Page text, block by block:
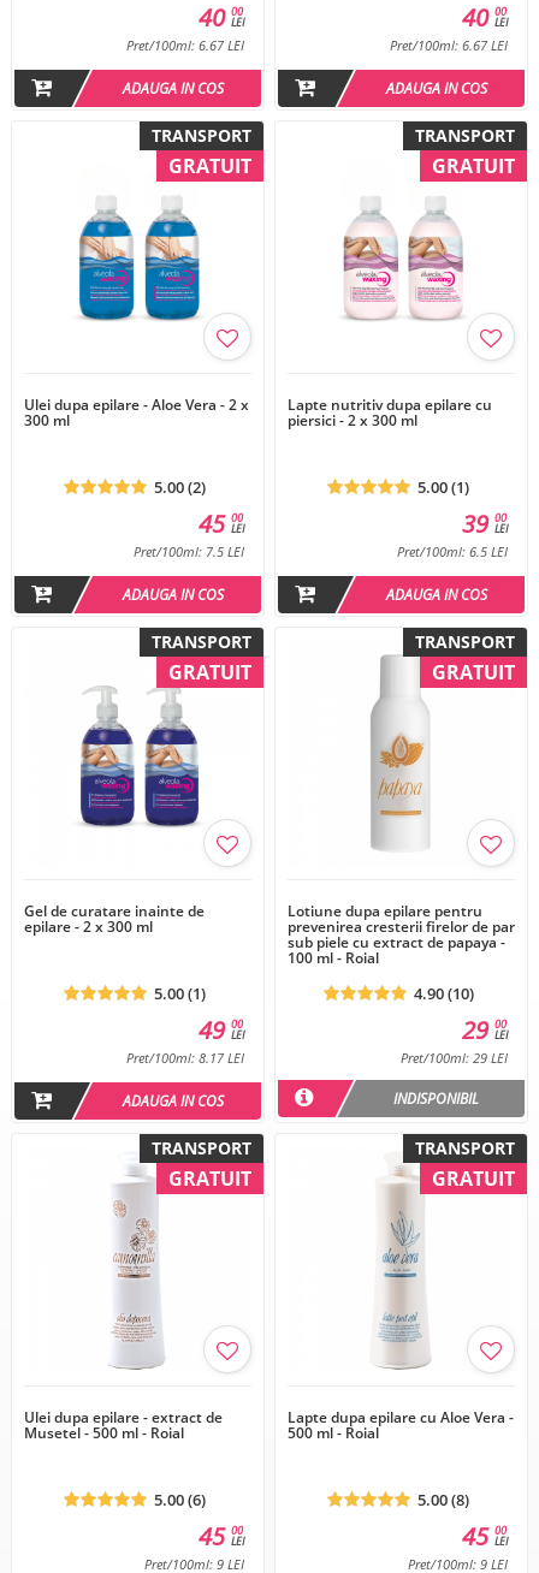
00
LEI
40
Pret/100ml: 6.67 LEI
ADAUGA IN COS
00
LEI
40
Pret/100ml: 6.67 LEI
ADAUGA IN COS
TRANSPORT
GRATUIT
Ulei dupa epilare - Aloe Vera - 2 x
300 ml
5.00 (2)
00
LEI
45
Pret/100ml: 7.5 LEI
ADAUGA IN COS
TRANSPORT
GRATUIT
Lapte nutritiv dupa epilare cu
piersici - 2 x 300 ml
5.00 (1)
00
LEI
39
Pret/100ml: 6.5 LEI
ADAUGA IN COS
TRANSPORT
GRATUIT
Gel de curatare inainte de
epilare - 2 x 300 ml
5.00 (1)
00
LEI
49
Pret/100ml: 8.17 LEI
ADAUGA IN COS
TRANSPORT
GRATUIT
Lotiune dupa epilare pentru
prevenirea cresterii firelor de par
sub piele cu extract de papaya -
100 ml - Roial
4.90 (10)
00
LEI
29
Pret/100ml: 29 LEI
INDISPONIBIL
TRANSPORT
GRATUIT
Ulei dupa epilare - extract de
Musetel - 500 ml - Roial
5.00 (6)
00
LEI
45
Pret/100ml: 9 LEI
TRANSPORT
GRATUIT
Lapte dupa epilare cu Aloe Vera -
500 ml - Roial
5.00 (8)
00
LEI
45
Pret/100ml: 9 LEI